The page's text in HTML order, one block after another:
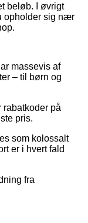
beløb. I øvrigt
opholder sig nær
massevis af
– til børn og
på
pris.
som kolossalt
er i hvert fald
fra